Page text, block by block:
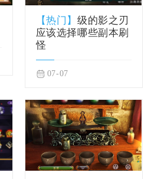
【热门】级的影之刃
应该选择哪些副本刷
怪
07-07